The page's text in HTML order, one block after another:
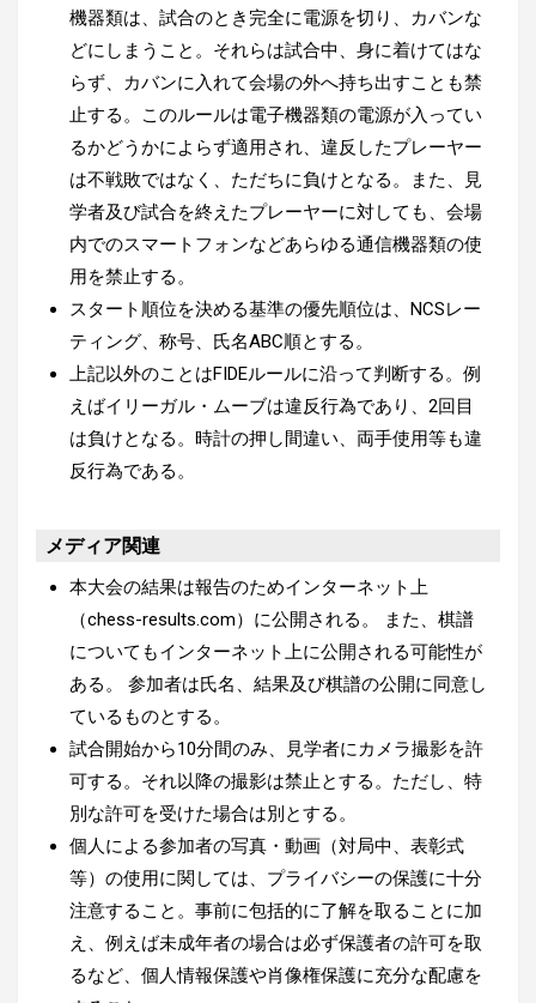
機器類は、試合のとき完全に電源を切り、カバンな
どにしまうこと。それらは試合中、身に着けてはな
らず、カバンに入れて会場の外へ持ち出すことも禁
止する。このルールは電子機器類の電源が入ってい
るかどうかによらず適用され、違反したプレーヤー
は不戦敗ではなく、ただちに負けとなる。また、見
学者及び試合を終えたプレーヤーに対しても、会場
内でのスマートフォンなどあらゆる通信機器類の使
用を禁止する。
スタート順位を決める基準の優先順位は、NCSレー
ティング、称号、氏名ABC順とする。
上記以外のことはFIDEルールに沿って判断する。例
えばイリーガル・ムーブは違反行為であり、2回目
は負けとなる。時計の押し間違い、両手使用等も違
反行為である。
メディア関連
本大会の結果は報告のためインターネット上
（chess-results.com）に公開される。 また、棋譜
についてもインターネット上に公開される可能性が
ある。 参加者は氏名、結果及び棋譜の公開に同意し
ているものとする。
試合開始から10分間のみ、見学者にカメラ撮影を許
可する。それ以降の撮影は禁止とする。ただし、特
別な許可を受けた場合は別とする。
個人による参加者の写真・動画（対局中、表彰式
等）の使用に関しては、プライバシーの保護に十分
注意すること。事前に包括的に了解を取ることに加
え、例えば未成年者の場合は必ず保護者の許可を取
るなど、個人情報保護や肖像権保護に充分な配慮を